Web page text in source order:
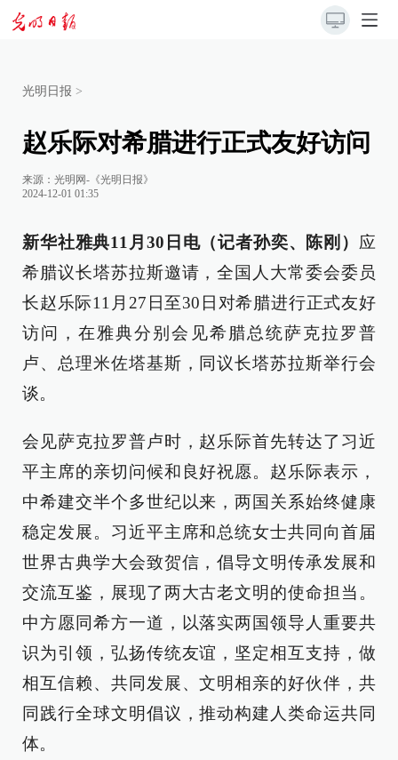
光明日报 >
赵乐际对希腊进行正式友好访问
来源： 光明网-《光明日报》
2024-12-01 01:35
新华社雅典11月30日电（记者孙奕、陈刚） 应
希腊议长塔苏拉斯邀请，全国人大常委会委员
长赵乐际11月27日至30日对希腊进行正式友好
访问，在雅典分别会见希腊总统萨克拉罗普
卢、总理米佐塔基斯，同议长塔苏拉斯举行会
谈。
会见萨克拉罗普卢时，赵乐际首先转达了习近
平主席的亲切问候和良好祝愿。赵乐际表示，
中希建交半个多世纪以来，两国关系始终健康
稳定发展。习近平主席和总统女士共同向首届
世界古典学大会致贺信，倡导文明传承发展和
交流互鉴，展现了两大古老文明的使命担当。
中方愿同希方一道，以落实两国领导人重要共
识为引领，弘扬传统友谊，坚定相互支持，做
相互信赖、共同发展、文明相亲的好伙伴，共
同践行全球文明倡议，推动构建人类命运共同
体。